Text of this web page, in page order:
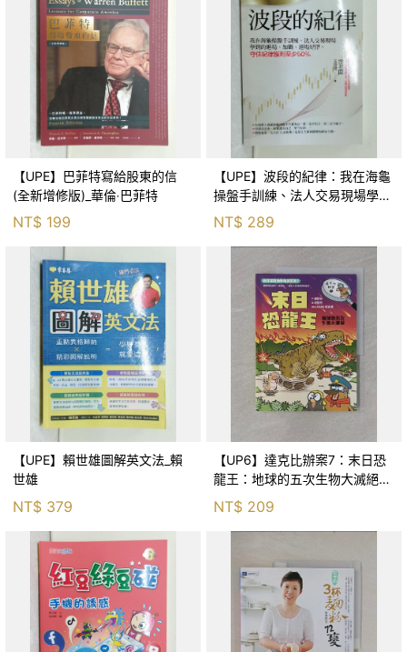
【UPE】巴菲特寫給股東的信
(全新增修版)_華倫‧巴菲特
NT$ 199
【UPE】波段的紀律：我在海龜
操盤手訓練、法人交易現場學到
的進場、加碼、退場紀律，守住
紀律獲利至少50％_雷老闆
NT$ 289
【UPE】賴世雄圖解英文法_賴
世雄
NT$ 379
【UP6】達克比辦案7：末日恐
龍王：地球的五次生物大滅絕_
胡妙芬
NT$ 209